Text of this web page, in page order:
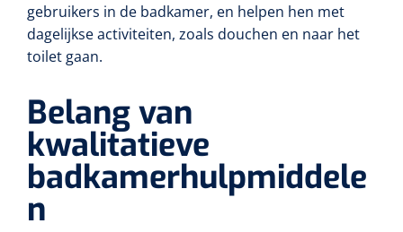
gebruikers in de badkamer, en helpen hen met
dagelijkse activiteiten, zoals douchen en naar het
toilet gaan.
Belang van
kwalitatieve
badkamerhulpmiddele
n